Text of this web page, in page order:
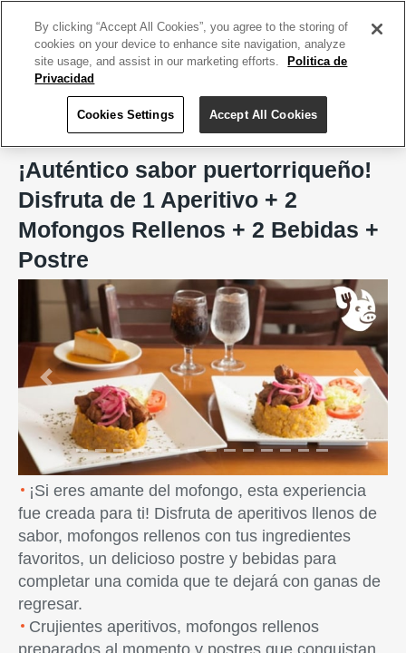
Lechoncito's Restaurant
¡Auténtico sabor puertorriqueño!
Disfruta de 1 Aperitivo + 2
Mofongos Rellenos + 2 Bebidas +
Postre
Previous Next
¡Si eres amante del mofongo, esta experiencia
fue creada para ti! Disfruta de aperitivos llenos de
sabor, mofongos rellenos con tus ingredientes
favoritos, un delicioso postre y bebidas para
completar una comida que te dejará con ganas de
regresar.
Crujientes aperitivos, mofongos rellenos
preparados al momento y postres que conquistan
By clicking “Accept All Cookies”, you agree to the storing of
cookies on your device to enhance site navigation, analyze
site usage, and assist in our marketing efforts.
Politica de
Privacidad
Cookies Settings Accept All Cookies